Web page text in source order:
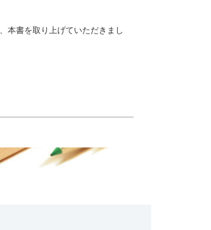
本書を取り上げていただきまし